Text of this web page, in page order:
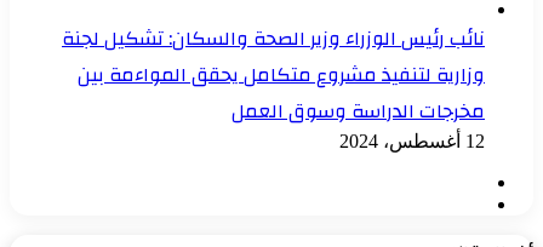
نائب رئيس الوزراء وزير الصحة والسكان: تشكيل لجنة
وزارية لتنفيذ مشروع متكامل يحقق المواءمة بين
مخرجات الدراسة وسوق العمل
12 أغسطس، 2024